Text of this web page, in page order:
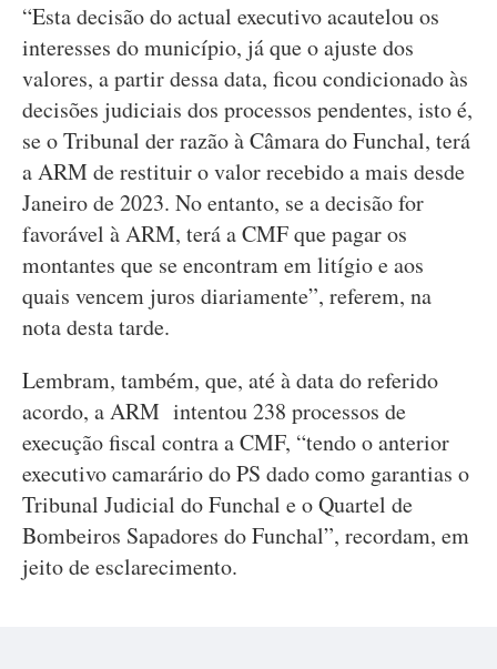
“Esta decisão do actual executivo acautelou os
interesses do município, já que o ajuste dos
valores, a partir dessa data, ficou condicionado às
decisões judiciais dos processos pendentes, isto é,
se o Tribunal der razão à Câmara do Funchal, terá
a ARM de restituir o valor recebido a mais desde
Janeiro de 2023. No entanto, se a decisão for
favorável à ARM, terá a CMF que pagar os
montantes que se encontram em litígio e aos
quais vencem juros diariamente”, referem, na
nota desta tarde.
Lembram, também, que, até à data do referido
acordo, a ARM intentou 238 processos de
execução fiscal contra a CMF, “tendo o anterior
executivo camarário do PS dado como garantias o
Tribunal Judicial do Funchal e o Quartel de
Bombeiros Sapadores do Funchal”, recordam, em
jeito de esclarecimento.